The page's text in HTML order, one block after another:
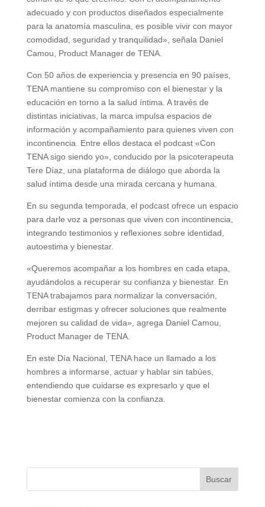
adecuado y con productos diseñados especialmente
para la anatomía masculina, es posible vivir con mayor
comodidad, seguridad y tranquilidad», señala Daniel
Camou, Product Manager de TENA.
Con 50 años de experiencia y presencia en 90 países,
TENA mantiene su compromiso con el bienestar y la
educación en torno a la salud íntima. A través de
distintas iniciativas, la marca impulsa espacios de
información y acompañamiento para quienes viven con
incontinencia. Entre ellos destaca el podcast «Con
TENA sigo siendo yo», conducido por la psicoterapeuta
Tere Díaz, una plataforma de diálogo que aborda la
salud íntima desde una mirada cercana y humana.
En su segunda temporada, el podcast ofrece un espacio
para darle voz a personas que viven con incontinencia,
integrando testimonios y reflexiones sobre identidad,
autoestima y bienestar.
«Queremos acompañar a los hombres en cada etapa,
ayudándolos a recuperar su confianza y bienestar. En
TENA trabajamos para normalizar la conversación,
derribar estigmas y ofrecer soluciones que realmente
mejoren su calidad de vida», agrega Daniel Camou,
Product Manager de TENA.
En este Día Nacional, TENA hace un llamado a los
hombres a informarse, actuar y hablar sin tabúes,
entendiendo que cuidarse es expresarlo y que el
bienestar comienza con la confianza.